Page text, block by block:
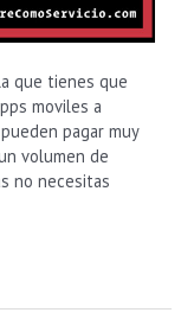
que tienes que
moviles a
pagar muy
volumen de
no necesitas